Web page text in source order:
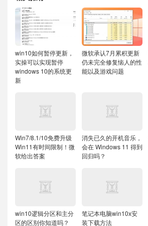
win10如何暂停更新，
实操可以实现暂停
windows 10的系统更
新
微软承认7月累积更新
仍未完全修复恼人的性
能以及游戏问题
Win7/8.1/10免费升级
Win11有时间限制！微
软给出答案
消失已久的开机音乐，
会在 Windows 11 得到
回归吗？
win10逻辑分区和主分
区的区别你知道吗？
笔记本电脑win10x安
装下载方法